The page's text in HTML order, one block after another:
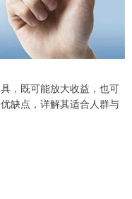
，既可能放大收益，也可
缺点，详解其适合人群与